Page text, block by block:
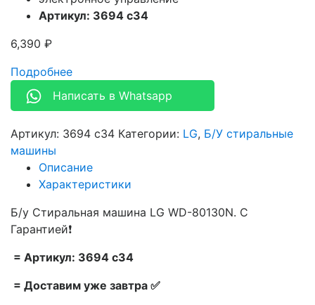
Артикул: 3694 c34
6,390 ₽
Подробнее
Написать в Whatsapp
Артикул: 3694 c34 Категории: LG, Б/У стиральные
машины
Описание
Характеристики
Б/у Стиральная машина LG WD-80130N. С
Гарантией❗
= Артикул: 3694 c34
= Доставим уже завтра ✅